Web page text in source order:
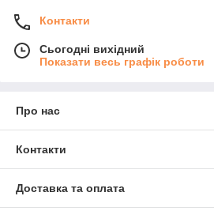
Контакти
Сьогодні вихідний
Показати весь графік роботи
Про нас
Контакти
Доставка та оплата